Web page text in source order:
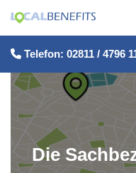
Zum
Inhalt
springen
Telefon: 02811 / 4796
Die